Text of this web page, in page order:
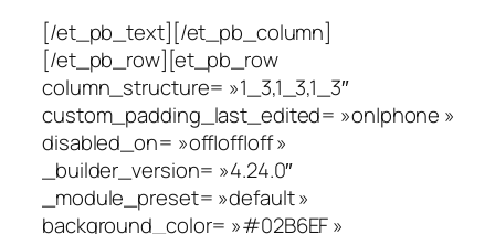
[/et_pb_text][/et_pb_column]
[/et_pb_row][et_pb_row
column_structure= »1_3,1_3,1_3″
custom_padding_last_edited= »on|phone »
disabled_on= »off|off|off »
_builder_version= »4.24.0″
_module_preset= »default »
background_color= »#02B6EF »